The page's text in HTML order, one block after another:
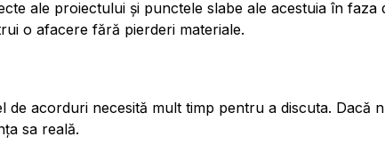
ale proiectului și punctele slabe ale acestuia în
o afacere fără pierderi materiale.
acorduri necesită mult timp pentru a discuta. Dacă
sa reală.